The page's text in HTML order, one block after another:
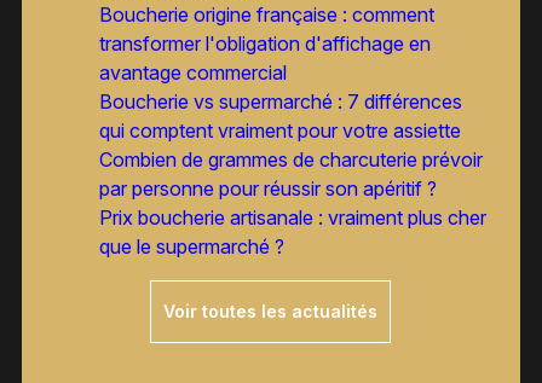
Boucherie origine française : comment
transformer l'obligation d'affichage en
avantage commercial
Boucherie vs supermarché : 7 différences
qui comptent vraiment pour votre assiette
Combien de grammes de charcuterie prévoir
par personne pour réussir son apéritif ?
Prix boucherie artisanale : vraiment plus cher
que le supermarché ?
Voir toutes les actualités